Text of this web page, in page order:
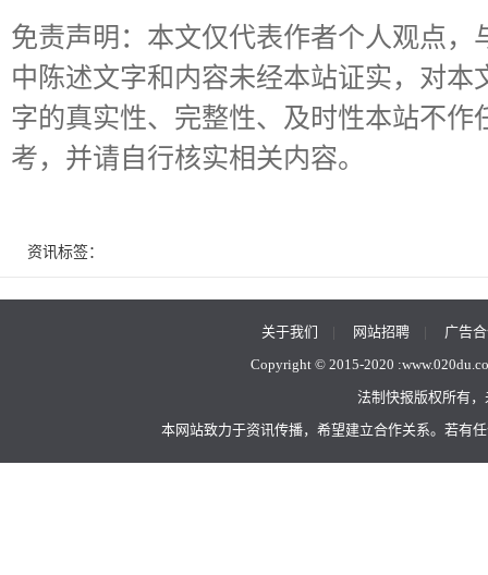
免责声明：本文仅代表作者个人观点
中陈述文字和内容未经本站证实，对
字的真实性、完整性、及时性本站不
考，并请自行核实相关内容。
资讯标签：
关于我们 | 网站招聘| 广告
Copyright © 2015-2020 :
法制快报版权所有
本网站致力于资讯传播，希望建立合作关系。若有